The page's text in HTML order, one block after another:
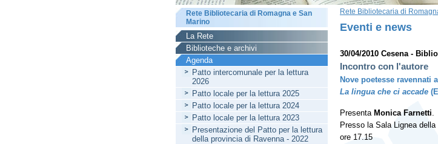
Rete Bibliotecaria di
Eventi e news
30/04/2010 Cesena -
Incontro con l'autore
Nove poetesse ravennati
La lingua che ci accade
Presenta Monica Farnetti.
Presso la Sala Lignea
ore 17.15
Rete Bibliotecaria di Romagna e San
Marino
La Rete
Biblioteche e archivi
Agenda
Patto intercomunale per la lettura
2026
Patto locale per la lettura 2025
Patto locale per la lettura 2024
Patto locale per la lettura 2023
Presentazione del Patto per la lettura
della provincia di Ravenna - 2022